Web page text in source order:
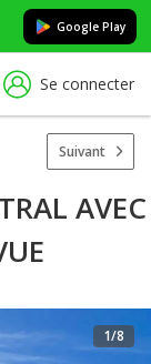
Google Play
Se connecter
Suivant
AVEC
1/8